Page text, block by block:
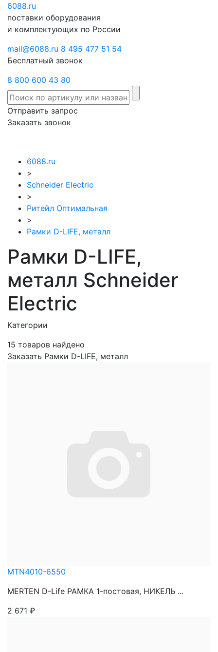
6088.ru
поставки оборудования
и комплектующих по России
mail@6088.ru 8 495 477 51 54
Бесплатный звонок
8 800 600 43 80
Отправить запрос
Заказать звонок
6088.ru
>
Schneider Electric
>
Ритейл Оптимальная
>
Рамки D-LIFE, металл
Рамки D-LIFE,
металл Schneider
Electric
Категории
15 товаров найдено
Заказать Рамки D-LIFE, металл
MTN4010-6550
MERTEN D-Life РАМКА 1-постовая, НИКЕЛЬ ...
2 671 ₽
Отправить
запрос
звонок